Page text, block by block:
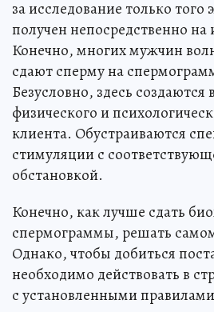
за исследование только того
получен непосредственно на
Конечно, многих мужчин
сдают сперму на
Безусловно, здесь создаются
физического и
клиента. Обустраиваются
стимуляции с
обстановкой.
Конечно, как лучше сдать
спермограммы, решать
Однако, чтобы добиться
необходимо действовать в
с установленными